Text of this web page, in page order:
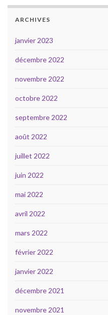
ARCHIVES
janvier 2023
décembre 2022
novembre 2022
octobre 2022
septembre 2022
août 2022
juillet 2022
juin 2022
mai 2022
avril 2022
mars 2022
février 2022
janvier 2022
décembre 2021
novembre 2021